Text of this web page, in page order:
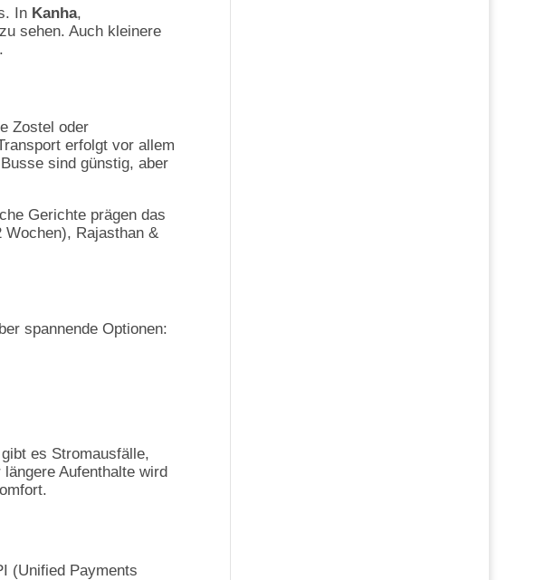
In Kanha,
sehen. Auch kleinere
Zostel oder
erfolgt vor allem
sind günstig, aber
Gerichte prägen das
Rajasthan &
spannende Optionen:
es Stromausfälle,
Aufenthalte wird
(Unified Payments